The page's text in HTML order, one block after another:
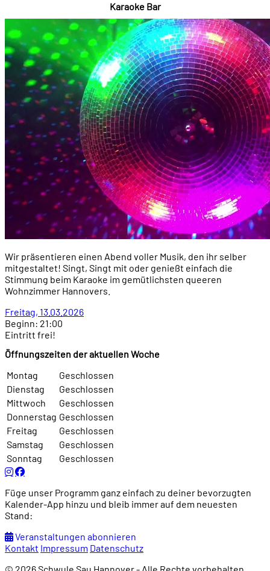
Karaoke Bar
Wir präsentieren einen Abend voller Musik, den ihr selber
mitgestaltet! Singt, Singt mit oder genießt einfach die
Stimmung beim Karaoke im gemütlichsten queeren
Wohnzimmer Hannovers.
Freitag, 13.03.2026
Beginn: 21:00
Eintritt frei!
Öffnungszeiten der aktuellen Woche
Montag
Geschlossen
Dienstag
Geschlossen
Mittwoch
Geschlossen
Donnerstag Geschlossen
Freitag
Geschlossen
Samstag
Geschlossen
Sonntag
Geschlossen
Füge unser Programm ganz einfach zu deiner bevorzugten
Kalender-App hinzu und bleib immer auf dem neuesten
Stand:
Veranstaltungen abonnieren
Kontakt Impressum Datenschutz